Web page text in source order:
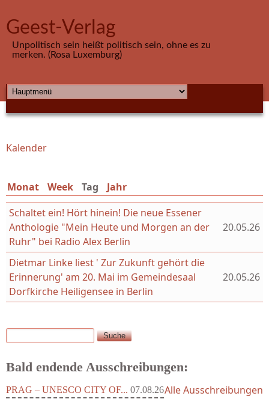
Geest-Verlag
Unpolitisch sein heißt politisch sein, ohne es zu
merken. (Rosa Luxemburg)
HAUPTMENÜ
Sie sind hier
Kalender
Monat Week Tag (aktiver Reiter)
Jahr
Schaltet ein! Hört hinein! Die neue Essener
Anthologie "Mein Heute und Morgen an der
Ruhr" bei Radio Alex Berlin
20.05.26
Dietmar Linke liest ' Zur Zukunft gehört die
Erinnerung' am 20. Mai im Gemeindesaal
Dorfkirche Heiligensee in Berlin
20.05.26
Suchformular
Suche
Bald endende Ausschreibungen:
PRAG – UNESCO CITY OF... 07.08.26Alle Ausschreibungen